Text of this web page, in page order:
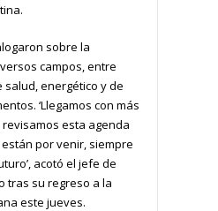
sobre la
campos, entre
salud, energético y de
‘Llegamos con más
esta agenda
por venir, siempre
acotó el jefe de
tras su regreso a la
este jueves.